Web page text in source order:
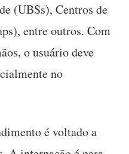
(UBSs), Centros de
entre outros. Com
o usuário deve
no
é voltado a